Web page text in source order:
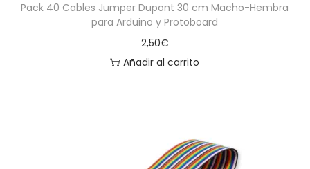
Pack 40 Cables Jumper Dupont 30 cm Macho-Hembra
para Arduino y Protoboard
2,50€
Añadir al carrito